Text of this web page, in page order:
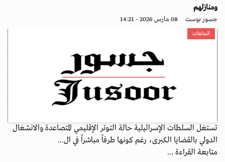
ومنازلهم
جسور بوست 08 مارس 2026 - 14:21
اتجاهات
تستغل السلطات الإسرائيلية حالة التوتر الإقليمي المتصاعدة والانشغال
الدولي بالقضايا الكبرى، رغم كونها طرفاً مباشراً في ال...
متابعة القراءة ...